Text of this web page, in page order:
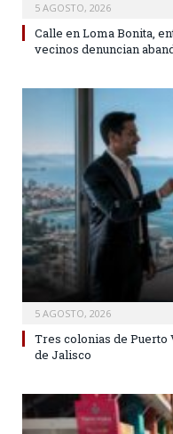
5 AGOSTO, 2026
Calle en Loma Bonita,
vecinos denuncian
5 AGOSTO, 2026
Tres colonias de Puerto
de Jalisco